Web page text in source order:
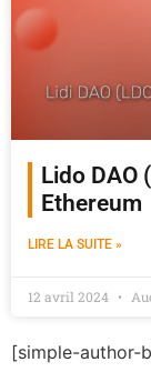
Lido DAO
Ethereum
LIRE LA SUITE »
12 avril 2024
[simple-author-